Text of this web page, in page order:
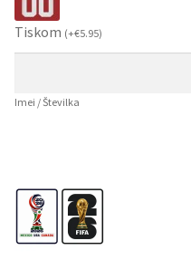
Tiskom (+€5.95)
Imei / Številka